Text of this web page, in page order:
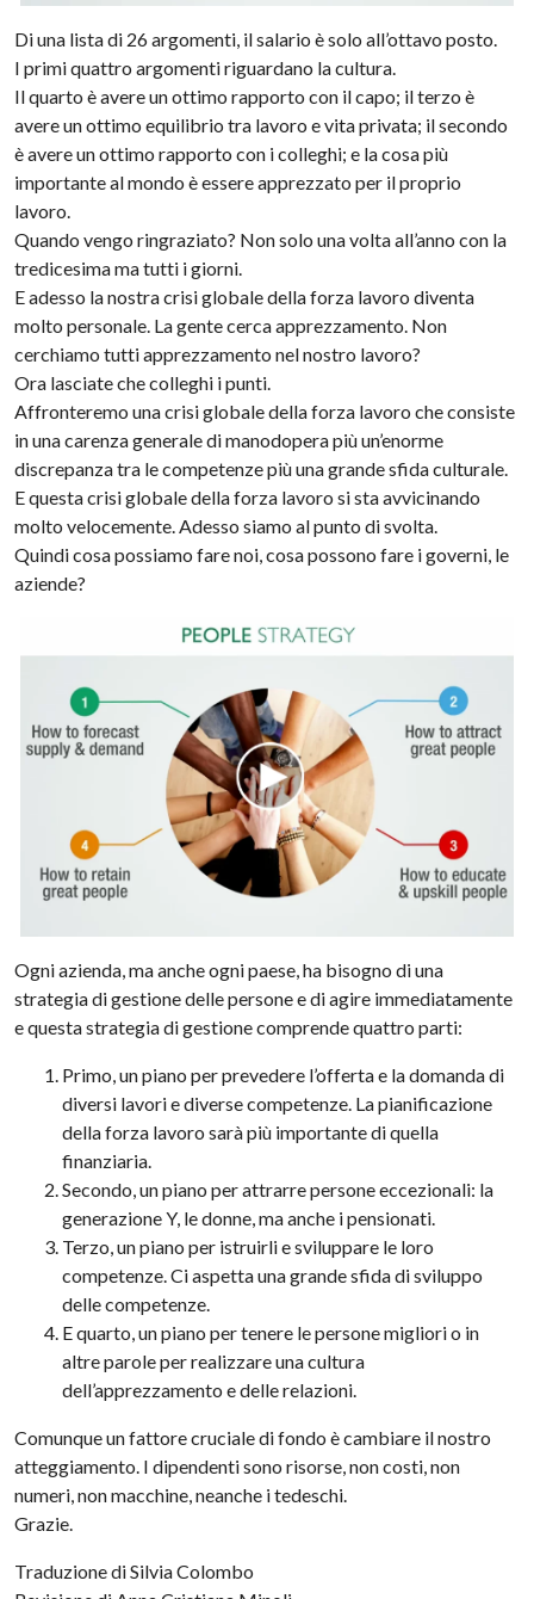
Di una lista di 26 argomenti, il salario è solo all’ottavo posto.
I primi quattro argomenti riguardano la cultura.
Il quarto è avere un ottimo rapporto con il capo; il terzo è
avere un ottimo equilibrio tra lavoro e vita privata; il secondo
è avere un ottimo rapporto con i colleghi; e la cosa più
importante al mondo è essere apprezzato per il proprio
lavoro.
Quando vengo ringraziato? Non solo una volta all’anno con la
tredicesima ma tutti i giorni.
E adesso la nostra crisi globale della forza lavoro diventa
molto personale. La gente cerca apprezzamento. Non
cerchiamo tutti apprezzamento nel nostro lavoro?
Ora lasciate che colleghi i punti.
Affronteremo una crisi globale della forza lavoro che consiste
in una carenza generale di manodopera più un’enorme
discrepanza tra le competenze più una grande sfida culturale.
E questa crisi globale della forza lavoro si sta avvicinando
molto velocemente. Adesso siamo al punto di svolta.
Quindi cosa possiamo fare noi, cosa possono fare i governi, le
aziende?
Ogni azienda, ma anche ogni paese, ha bisogno di una
strategia di gestione delle persone e di agire immediatamente
e questa strategia di gestione comprende quattro parti:
Primo, un piano per prevedere l’offerta e la domanda di
diversi lavori e diverse competenze. La pianificazione
della forza lavoro sarà più importante di quella
finanziaria.
Secondo, un piano per attrarre persone eccezionali: la
generazione Y, le donne, ma anche i pensionati.
Terzo, un piano per istruirli e sviluppare le loro
competenze. Ci aspetta una grande sfida di sviluppo
delle competenze.
E quarto, un piano per tenere le persone migliori o in
altre parole per realizzare una cultura
dell’apprezzamento e delle relazioni.
Comunque un fattore cruciale di fondo è cambiare il nostro
atteggiamento. I dipendenti sono risorse, non costi, non
numeri, non macchine, neanche i tedeschi.
Grazie.
Traduzione di Silvia Colombo